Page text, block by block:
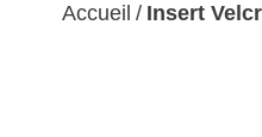
Accueil / Insert